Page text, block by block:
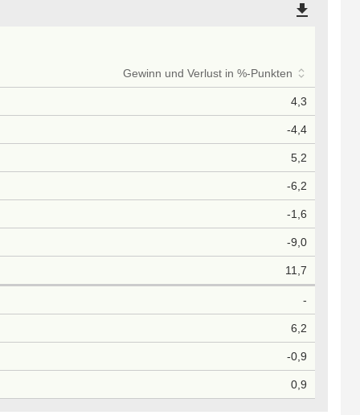
file_download
Gewinn und Verlust in %-Punkten
4,3
-4,4
5,2
-6,2
-1,6
-9,0
11,7
-
6,2
-0,9
0,9